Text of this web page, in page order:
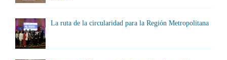
La ruta de la circularidad para la Región Metropolitana